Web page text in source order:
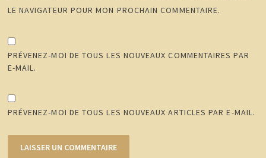
LE NAVIGATEUR POUR MON PROCHAIN COMMENTAIRE.
PRÉVENEZ-MOI DE TOUS LES NOUVEAUX COMMENTAIRES PAR
E-MAIL.
PRÉVENEZ-MOI DE TOUS LES NOUVEAUX ARTICLES PAR E-MAIL.